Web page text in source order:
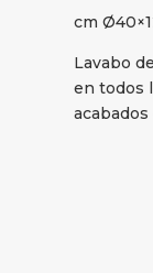
cm
Lavabo
en todos